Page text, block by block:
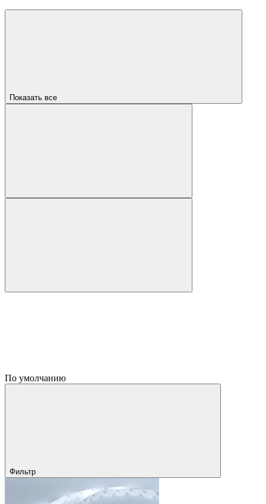
Показать все
По умолчанию
Фильтр